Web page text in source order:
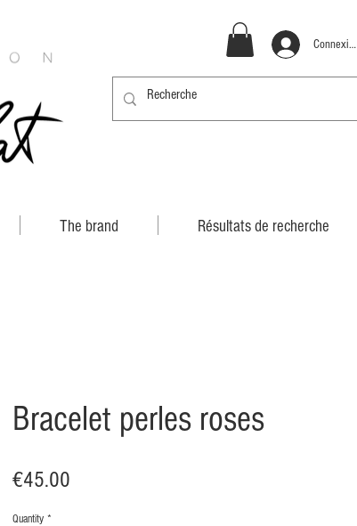
Connexion
Bracelet perles roses
€45.00
Quantity *
The brand Résultats de recherche